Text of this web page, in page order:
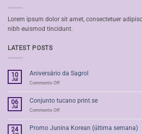
Lorem ipsum dolor sit amet, consectetuer
nibh euismod tincidunt.
LATEST POSTS
10
Jul
Aniversário da Sagrol
Comments Offon
Sagrol
06
Jul
Conjunto tucano print.se
Comments Offon
print.se
24 Promo Junina Korean (última semana)